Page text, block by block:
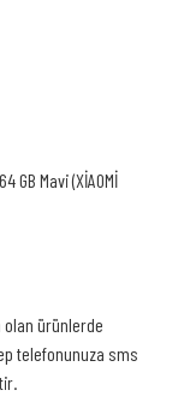
GB Mavi (XİAOMİ
olan ürünlerde
telefonunuza sms